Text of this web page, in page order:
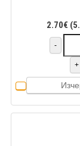
2.70€
-
+